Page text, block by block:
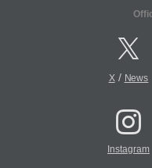
X/ News
Instagram